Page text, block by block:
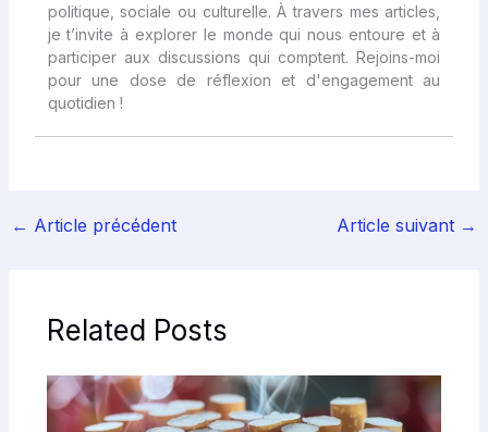
politique, sociale ou culturelle. À travers mes articles,
je t’invite à explorer le monde qui nous entoure et à
participer aux discussions qui comptent. Rejoins-moi
pour une dose de réflexion et d'engagement au
quotidien !
← Article précédent Article suivant →
Related Posts